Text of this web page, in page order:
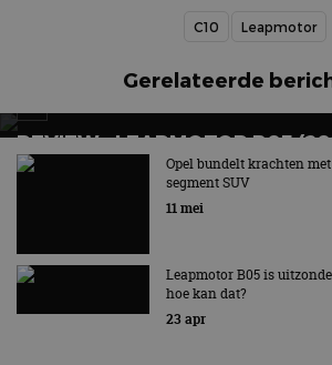
C10 Leapmotor
Gerelateerde
REVIEW – LEAPMOTOR B05
DIT VOOR 25.995 EURO?
Elektrische hatchback met
Opel bundelt krachten
segment SUV
11 mei
Leapmotor B05 is
hoe kan dat?
23 apr